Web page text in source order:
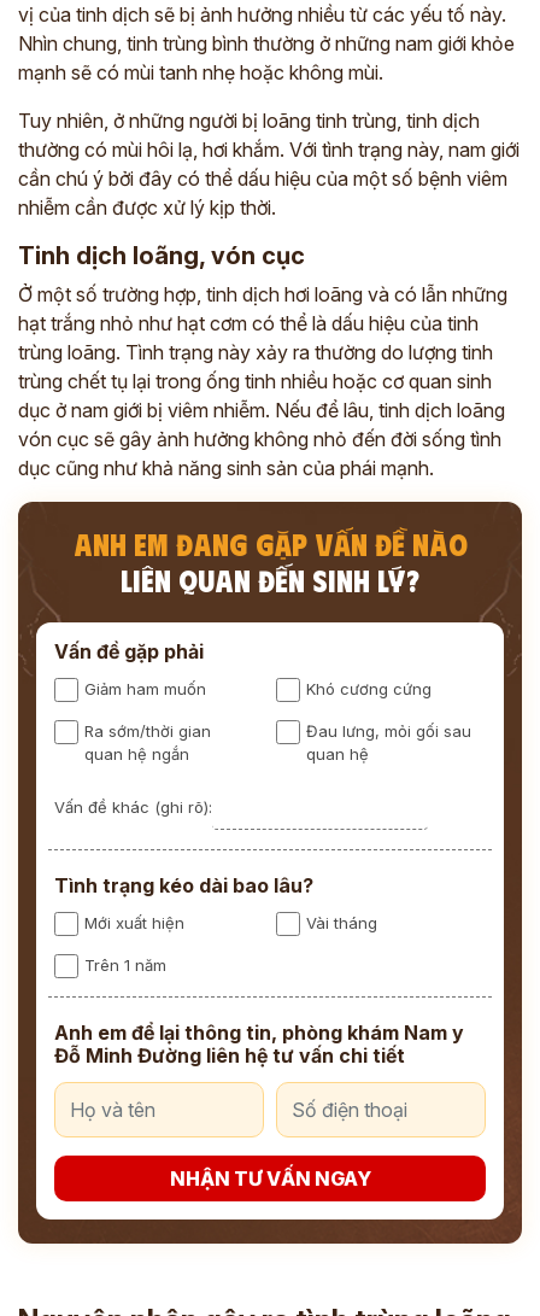
vị của tinh dịch sẽ bị ảnh hưởng nhiều từ các yếu tố này.
Nhìn chung, tinh trùng bình thường ở những nam giới khỏe
mạnh sẽ có mùi tanh nhẹ hoặc không mùi.
Tuy nhiên, ở những người bị loãng tinh trùng, tinh dịch
thường có mùi hôi lạ, hơi khắm. Với tình trạng này, nam giới
cần chú ý bởi đây có thể dấu hiệu của một số bệnh viêm
nhiễm cần được xử lý kịp thời.
Tinh dịch loãng, vón cục
Ở một số trường hợp, tinh dịch hơi loãng và có lẫn những
hạt trắng nhỏ như hạt cơm có thể là dấu hiệu của tinh
trùng loãng. Tình trạng này xảy ra thường do lượng tinh
trùng chết tụ lại trong ống tinh nhiều hoặc cơ quan sinh
dục ở nam giới bị viêm nhiễm. Nếu để lâu, tinh dịch loãng
vón cục sẽ gây ảnh hưởng không nhỏ đến đời sống tình
dục cũng như khả năng sinh sản của phái mạnh.
ANH EM ĐANG GẶP VẤN ĐỀ NÀO
LIÊN QUAN ĐẾN SINH LÝ?
Vấn đề gặp phải
Giảm ham muốn Khó cương cứng
Ra sớm/thời gian
quan hệ ngắn
Đau lưng, mỏi gối sau
quan hệ
Vấn đề khác (ghi rõ):
Tình trạng kéo dài bao lâu?
Mới xuất hiện Vài tháng
Trên 1 năm
Anh em để lại thông tin, phòng khám Nam y
Đỗ Minh Đường liên hệ tư vấn chi tiết
NHẬN TƯ VẤN NGAY